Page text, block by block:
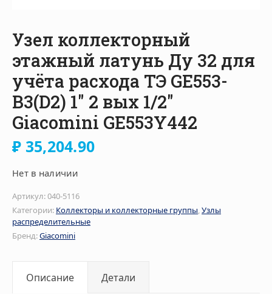
Узел коллекторный
этажный латунь Ду 32 для
учёта расхода ТЭ GE553-
B3(D2) 1″ 2 вых 1/2″
Giacomini GE553Y442
₽ 35,204.90
Нет в наличии
Артикул:040-5116
Категории: Коллекторы и коллекторные группы,Узлы
распределительные
Бренд:Giacomini
Описание Детали